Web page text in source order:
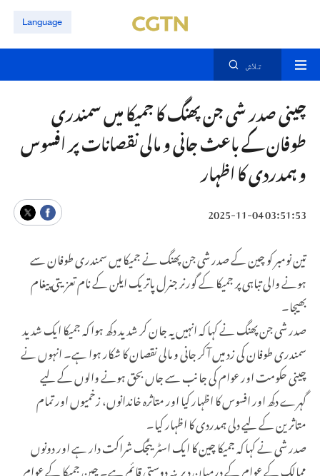
Language
تلاش
چینی صدر شی جن پھنگ کا جمیکا میں سمندری
طوفان کے باعث جانی و مالی نقصانات پر افسوس
و ہمدردی کا اظہار
03:51:53 2025-11-04
تین نومبر کو چین کے صدر شی جن پھنگ نے جمیکا میں سمندری طوفان سے
ہونے والی تباہی پر جمیکا کے گورنر جنرل پاتریک ایلن کے نام تعزیتی پیغام
بھیجا۔
صدر شی جن پھنگ نے کہا کہ انہیں یہ جان کر شدید دکھ ہوا کہ جمیکا ایک شدید
سمندری طوفان کی زد میں آ کر جانی و مالی نقصان کا شکار ہوا ہے۔ انہوں نے
چینی حکومت اور عوام کی جانب سے جاں بحق ہونے والوں کے لیے
گہرے دکھ اور افسوس کا اظہار کیا اور متاثرہ خاندانوں، زخمیوں اور تمام
متاثرین کے لیے دلی ہمدردی کا اظہار کیا۔
صدر شی نے کہا کہ جمیکا چین کا ایک اسٹریٹجک شراکت دار ہے اور دونوں
ممالک کے عوام کے درمیان دیرینہ دوستی قائم ہے۔ چین جمیکا کے عوام